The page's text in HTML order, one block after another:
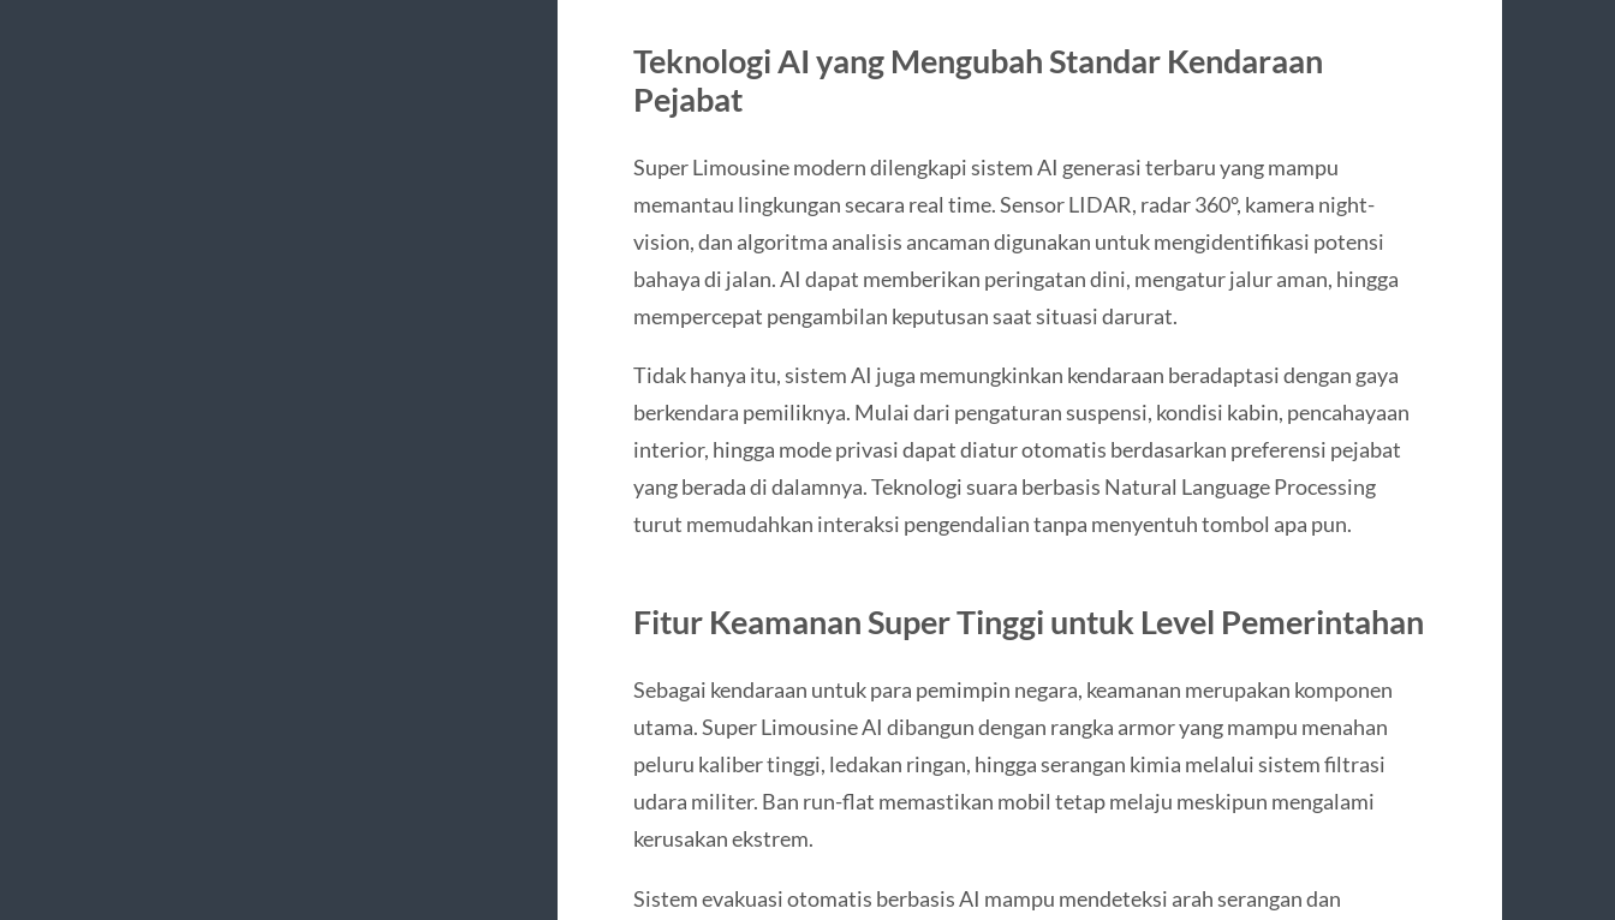
Teknologi AI yang Mengubah Standar Kendaraan
Pejabat
Super Limousine modern dilengkapi sistem AI generasi terbaru yang mampu
memantau lingkungan secara real time. Sensor LIDAR, radar 360°, kamera night-
vision, dan algoritma analisis ancaman digunakan untuk mengidentifikasi potensi
bahaya di jalan. AI dapat memberikan peringatan dini, mengatur jalur aman, hingga
mempercepat pengambilan keputusan saat situasi darurat.
Tidak hanya itu, sistem AI juga memungkinkan kendaraan beradaptasi dengan gaya
berkendara pemiliknya. Mulai dari pengaturan suspensi, kondisi kabin, pencahayaan
interior, hingga mode privasi dapat diatur otomatis berdasarkan preferensi pejabat
yang berada di dalamnya. Teknologi suara berbasis Natural Language Processing
turut memudahkan interaksi pengendalian tanpa menyentuh tombol apa pun.
Fitur Keamanan Super Tinggi untuk Level Pemerintahan
Sebagai kendaraan untuk para pemimpin negara, keamanan merupakan komponen
utama. Super Limousine AI dibangun dengan rangka armor yang mampu menahan
peluru kaliber tinggi, ledakan ringan, hingga serangan kimia melalui sistem filtrasi
udara militer. Ban run-flat memastikan mobil tetap melaju meskipun mengalami
kerusakan ekstrem.
Sistem evakuasi otomatis berbasis AI mampu mendeteksi arah serangan dan